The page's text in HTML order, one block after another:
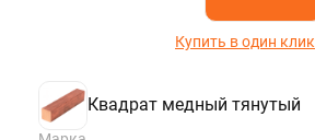
Купить в один клик
Квадрат медный тянутый